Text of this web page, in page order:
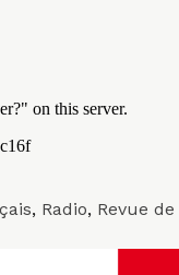
, Radio, Revue de